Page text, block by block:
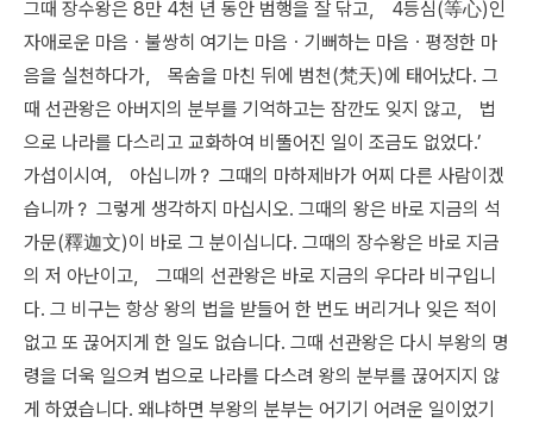
그때 장수왕은 8만 4천 년 동안 범행을 잘 닦고， 4등심(等心)인
자애로운 마음ㆍ불쌍히 여기는 마음ㆍ기뻐하는 마음ㆍ평정한 마
음을 실천하다가， 목숨을 마친 뒤에 범천(梵天)에 태어났다. 그
때 선관왕은 아버지의 분부를 기억하고는 잠깐도 잊지 않고， 법
으로 나라를 다스리고 교화하여 비뚤어진 일이 조금도 없었다.’
가섭이시여， 아십니까？ 그때의 마하제바가 어찌 다른 사람이겠
습니까？ 그렇게 생각하지 마십시오. 그때의 왕은 바로 지금의 석
가문(釋迦文)이 바로 그 분이십니다. 그때의 장수왕은 바로 지금
의 저 아난이고， 그때의 선관왕은 바로 지금의 우다라 비구입니
다. 그 비구는 항상 왕의 법을 받들어 한 번도 버리거나 잊은 적이
없고 또 끊어지게 한 일도 없습니다. 그때 선관왕은 다시 부왕의 명
령을 더욱 일으켜 법으로 나라를 다스려 왕의 분부를 끊어지지 않
게 하였습니다. 왜냐하면 부왕의 분부는 어기기 어려운 일이었기